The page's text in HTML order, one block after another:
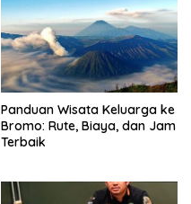
Panduan Wisata Keluarga ke
Bromo: Rute, Biaya, dan Jam
Terbaik